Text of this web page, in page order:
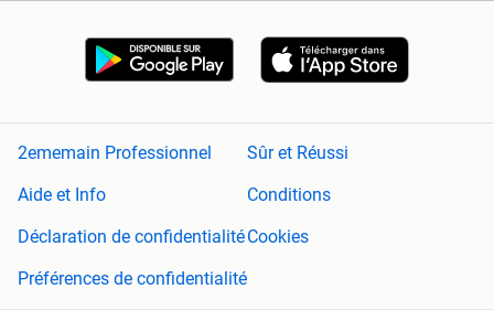
2ememain Professionnel
Sûr et Réussi
Aide et Info
Conditions
Déclaration de confidentialitéCookies
Préférences de confidentialité